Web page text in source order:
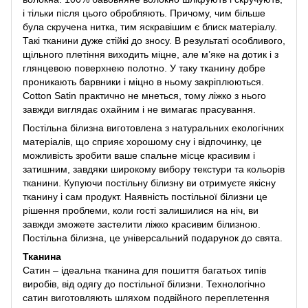
і тільки після цього обробляють. Причому, чим більше
була скручена нитка, тим яскравішим є блиск матеріалу.
Такі тканини дуже стійкі до зносу. В результаті особливого,
щільного плетіння виходить міцне, але м’яке на дотик і з
глянцевою поверхнею полотно. У таку тканину добре
проникають барвники і міцно в ньому закріплюються.
Cotton Satin практично не мнеться, тому ліжко з нього
завжди виглядає охайним і не вимагає прасування.
Постільна білизна виготовлена ​​з натуральних екологічних
матеріалів, що сприяє хорошому сну і відпочинку, це
можливість зробити ваше спальне місце красивим і
затишним, завдяки широкому вибору текстури та кольорів
тканини. Купуючи постільну білизну ви отримуєте якісну
тканину і сам продукт. Наявність постільної білизни це
рішення проблеми, коли гості залишилися на ніч, ви
завжди зможете застелити ліжко красивим білизною.
Постільна білизна, це універсальний подарунок до свята.
Тканина
Сатин – ідеальна тканина для пошиття багатьох типів
виробів, від одягу до постільної білизни. Технологічно
сатин виготовляють шляхом подвійного переплетення